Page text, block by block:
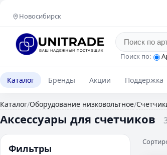
Новосибирск
Поиск по:
Каталог Бренды Акции Поддержка
Каталог/Оборудование низковольтное/
Аксессуары для счетчиков
Фильтры